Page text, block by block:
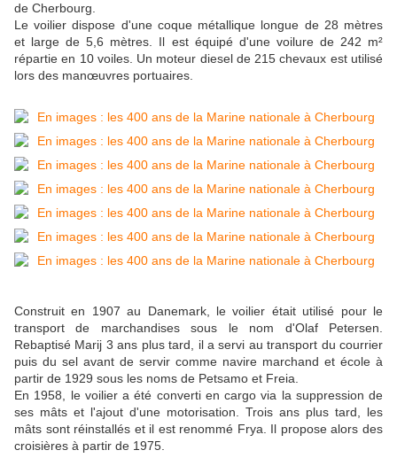
de Cherbourg.
Le voilier dispose d'une coque métallique longue de 28 mètres
et large de 5,6 mètres. Il est équipé d'une voilure de 242 m²
répartie en 10 voiles. Un moteur diesel de 215 chevaux est utilisé
lors des manœuvres portuaires.
Construit en 1907 au Danemark, le voilier était utilisé pour le
transport de marchandises sous le nom d'Olaf Petersen.
Rebaptisé Marij 3 ans plus tard, il a servi au transport du courrier
puis du sel avant de servir comme navire marchand et école à
partir de 1929 sous les noms de Petsamo et Freia.
En 1958, le voilier a été converti en cargo via la suppression de
ses mâts et l'ajout d'une motorisation. Trois ans plus tard, les
mâts sont réinstallés et il est renommé Frya. Il propose alors des
croisières à partir de 1975.